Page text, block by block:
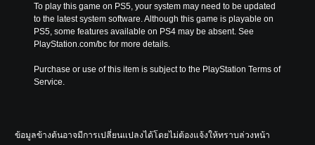
To play this game on PS5, your system may need to be updated
to the latest system software. Although this game is playable on
PS5, some features available on PS4 may be absent. See
PlayStation.com/bc for more details.
Purchase or use of this item is subject to the PlayStation Terms of
Service.
ข้อมูลข้างต้นอาจมีการเปลี่ยนแปลงได้โดยไม่ต้องแจ้งให้ทราบล่วงหน้า